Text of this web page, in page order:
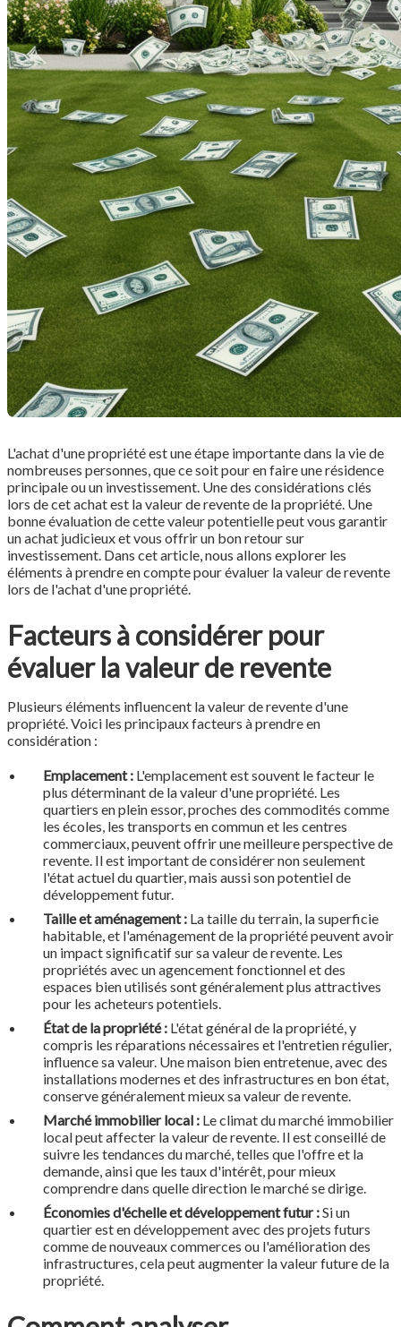
L'achat d'une propriété est une étape importante dans la vie de
nombreuses personnes, que ce soit pour en faire une résidence
principale ou un investissement. Une des considérations clés
lors de cet achat est la valeur de revente de la propriété. Une
bonne évaluation de cette valeur potentielle peut vous garantir
un achat judicieux et vous offrir un bon retour sur
investissement. Dans cet article, nous allons explorer les
éléments à prendre en compte pour évaluer la valeur de revente
lors de l'achat d'une propriété.
Facteurs à considérer pour
évaluer la valeur de revente
Plusieurs éléments influencent la valeur de revente d'une
propriété. Voici les principaux facteurs à prendre en
considération :
Emplacement : L'emplacement est souvent le facteur le
plus déterminant de la valeur d'une propriété. Les
quartiers en plein essor, proches des commodités comme
les écoles, les transports en commun et les centres
commerciaux, peuvent offrir une meilleure perspective de
revente. Il est important de considérer non seulement
l'état actuel du quartier, mais aussi son potentiel de
développement futur.
Taille et aménagement : La taille du terrain, la superficie
habitable, et l'aménagement de la propriété peuvent avoir
un impact significatif sur sa valeur de revente. Les
propriétés avec un agencement fonctionnel et des
espaces bien utilisés sont généralement plus attractives
pour les acheteurs potentiels.
État de la propriété : L'état général de la propriété, y
compris les réparations nécessaires et l'entretien régulier,
influence sa valeur. Une maison bien entretenue, avec des
installations modernes et des infrastructures en bon état,
conserve généralement mieux sa valeur de revente.
Marché immobilier local : Le climat du marché immobilier
local peut affecter la valeur de revente. Il est conseillé de
suivre les tendances du marché, telles que l'offre et la
demande, ainsi que les taux d'intérêt, pour mieux
comprendre dans quelle direction le marché se dirige.
Économies d'échelle et développement futur :Si un
quartier est en développement avec des projets futurs
comme de nouveaux commerces ou l'amélioration des
infrastructures, cela peut augmenter la valeur future de la
propriété.